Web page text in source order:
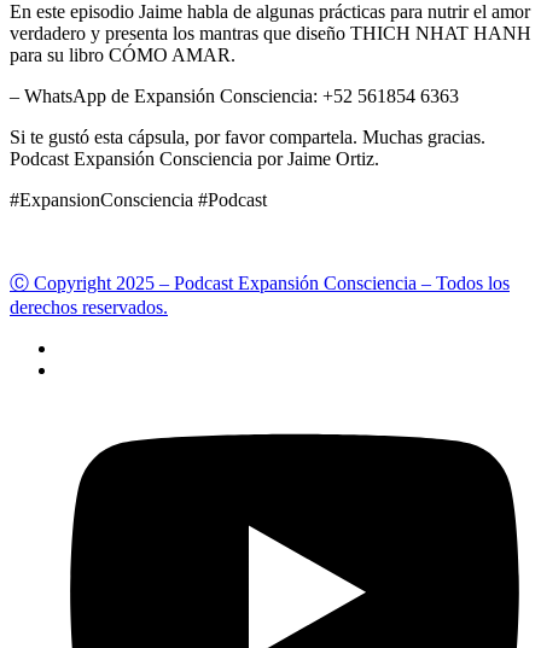
En este episodio Jaime habla de algunas prácticas para nutrir el amor
verdadero y presenta los mantras que diseño THICH NHAT HANH
para su libro CÓMO AMAR.
– WhatsApp de Expansión Consciencia: +52 561854 6363
Si te gustó esta cápsula, por favor compartela. Muchas gracias.
Podcast Expansión Consciencia por Jaime Ortiz.
#ExpansionConsciencia #Podcast
Ⓒ Copyright 2025 – Podcast Expansión Consciencia – Todos los
derechos reservados.